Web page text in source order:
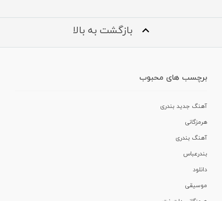
بازگشت به بالا
برچسب های محبوب
آهنگ جدید بندری
هرمزگانی
آهنگ بندری
بندرعباس
دانلود
موسیقی